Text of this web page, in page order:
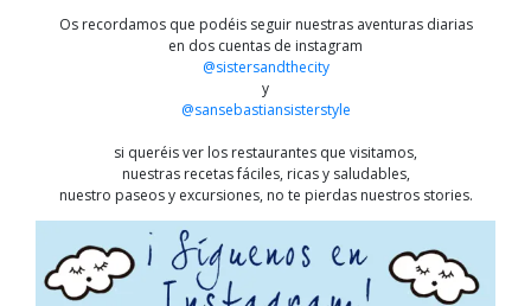
Os recordamos que podéis seguir nuestras aventuras diarias
en dos cuentas de instagram
@sistersandthecity
y
@sansebastiansisterstyle
si queréis ver los restaurantes que visitamos,
nuestras recetas fáciles, ricas y saludables,
nuestro paseos y excursiones, no te pierdas nuestros stories.